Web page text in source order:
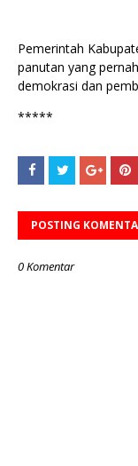
Pemerintah
panutan yang
demokrasi dan
*****
POSTING
0 Komentar